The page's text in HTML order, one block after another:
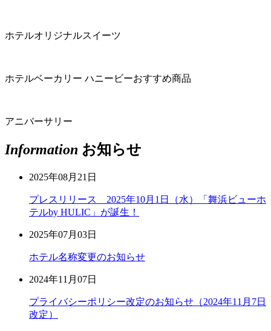
ホテルオリジナルスイーツ
ホテルベーカリー ハニービーおすすめ商品
アニバーサリー
Information お知らせ
2025年08月21日
プレスリリース 2025年10月1日（水）「舞浜ビューホ
テルby HULIC」が誕生！
2025年07月03日
ホテル名称変更のお知らせ
2024年11月07日
プライバシーポリシー改定のお知らせ（2024年11月7日
改定）